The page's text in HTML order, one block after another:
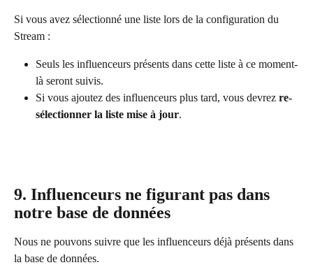
Si vous avez sélectionné une liste lors de la configuration du
Stream :
Seuls les influenceurs présents dans cette liste à ce moment-
là seront suivis.
Si vous ajoutez des influenceurs plus tard, vous devrez re-
sélectionner la liste mise à jour.
9. Influenceurs ne figurant pas dans
notre base de données
Nous ne pouvons suivre que les influenceurs déjà présents dans
la base de données.